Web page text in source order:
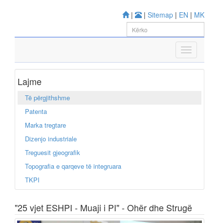
| | Sitemap | EN | MK
Lajme
Të përgjithshme
Patenta
Marka tregtare
Dizenjo industriale
Treguesit gjeografik
Topografia e qarqeve të integruara
TKPI
"25 vjet ESHPI - Muaji i PI" - Ohër dhe Strugë